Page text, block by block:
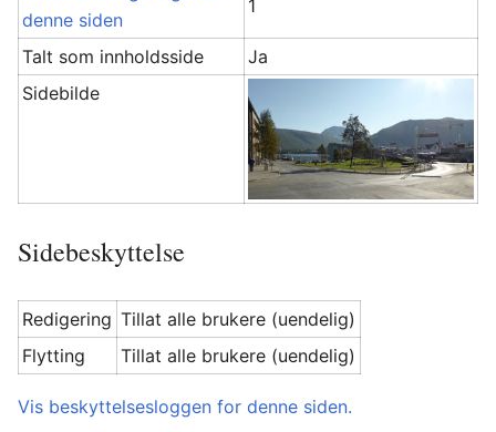
denne siden
1
Talt som innholdsside
Ja
Sidebilde
Sidebeskyttelse
Redigering Tillat alle brukere (uendelig)
Flytting
Tillat alle brukere (uendelig)
Vis beskyttelsesloggen for denne siden.